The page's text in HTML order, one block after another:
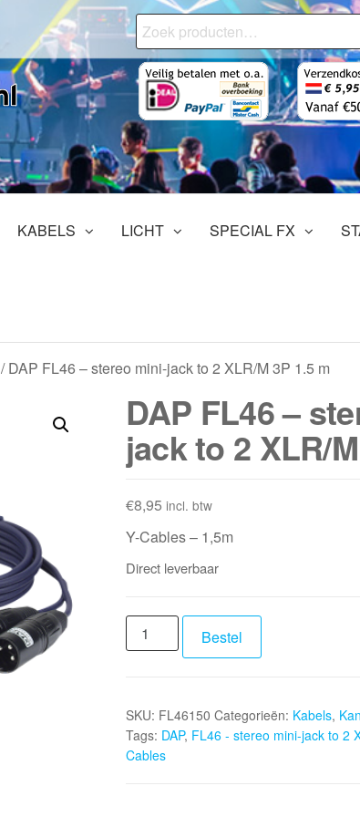
BonjourMediaStore.nl
Professionals
in
Entertainment
Zoeken
naar:
KABELS LICHT SPECIAL FX
/ DAP FL46 – stereo mini-jack to 2 XLR/M 3P 1.5 m
DAP FL46 –
jack to 2 XLR/
€8,95 incl. btw
Y-Cables – 1,5m
Direct leverbaar
DAP
FL46
mini-
jack
to
Bestel
SKU: FL46150 Categorieën: Kabels,
Tags: DAP, FL46 - stereo mini-jack to 2
Cables